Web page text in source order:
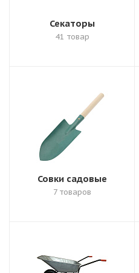
Секаторы
41 товар
Совки садовые
7 товаров